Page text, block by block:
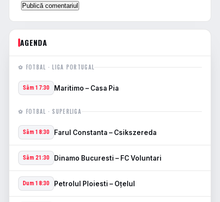
AGENDA
⚽ FOTBAL · LIGA PORTUGAL
Sâm 17:30 Maritimo – Casa Pia
⚽ FOTBAL · SUPERLIGA
Sâm 18:30 Farul Constanta – Csikszereda
Sâm 21:30 Dinamo Bucuresti – FC Voluntari
Dum 18:30 Petrolul Ploiesti – Oţelul